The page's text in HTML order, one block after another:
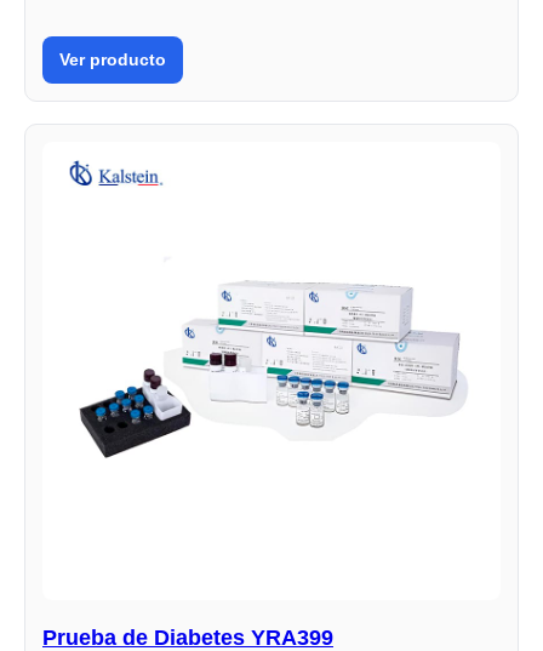
Ver producto
Prueba de Diabetes YRA399